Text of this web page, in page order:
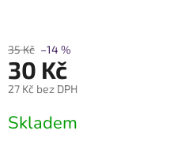
35 Kč –14 %
30 Kč
27 Kč bez DPH
cena:
Skladem